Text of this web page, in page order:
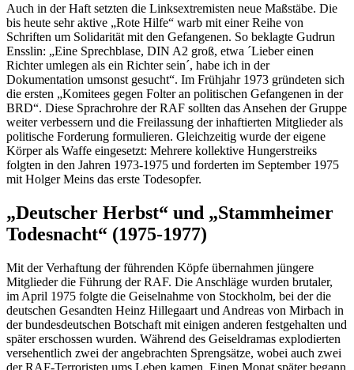
Auch in der Haft setzten die Linksextremisten neue Maßstäbe. Die
bis heute sehr aktive „Rote Hilfe“ warb mit einer Reihe von
Schriften um Solidarität mit den Gefangenen. So beklagte Gudrun
Ensslin: „Eine Sprechblase, DIN A2 groß, etwa ´Lieber einen
Richter umlegen als ein Richter sein´, habe ich in der
Dokumentation umsonst gesucht“. Im Frühjahr 1973 gründeten sich
die ersten „Komitees gegen Folter an politischen Gefangenen in der
BRD“. Diese Sprachrohre der RAF sollten das Ansehen der Gruppe
weiter verbessern und die Freilassung der inhaftierten Mitglieder als
politische Forderung formulieren. Gleichzeitig wurde der eigene
Körper als Waffe eingesetzt: Mehrere kollektive Hungerstreiks
folgten in den Jahren 1973-1975 und forderten im September 1975
mit Holger Meins das erste Todesopfer.
„Deutscher Herbst“ und „Stammheimer
Todesnacht“ (1975-1977)
Mit der Verhaftung der führenden Köpfe übernahmen jüngere
Mitglieder die Führung der RAF. Die Anschläge wurden brutaler,
im April 1975 folgte die Geiselnahme von Stockholm, bei der die
deutschen Gesandten Heinz Hillegaart und Andreas von Mirbach in
der bundesdeutschen Botschaft mit einigen anderen festgehalten und
später erschossen wurden. Während des Geiseldramas explodierten
versehentlich zwei der angebrachten Sprengsätze, wobei auch zwei
der RAF-Terroristen ums Leben kamen. Einen Monat später begann